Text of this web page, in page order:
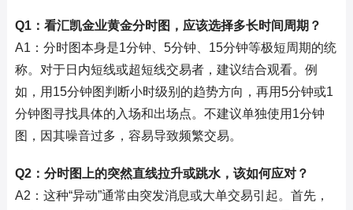
Q1：看汇凯金业黄金分时图，应该选择多长时间周期？
A1：分时图本身是1分钟、5分钟、15分钟等极短周期的统
称。对于日内短线或超短线交易者，建议结合观看。例
如，用15分钟图判断小时级别的趋势方向，再用5分钟或1
分钟图寻找具体的入场和出场点。不建议单独使用1分钟
图，因其噪音过多，容易导致频繁交易。
Q2：分时图上的突然直线拉升或跳水，该如何应对？
A2：这种“异动”通常由突发消息或大单交易引起。首先，